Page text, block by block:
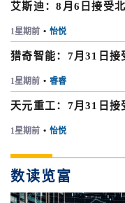
艾斯迪：8月6日接受
1星期前 • 怡悦
猎奇智能：7月31日接
1星期前 • 睿睿
天元重工：7月31日接
1星期前 • 怡悦
数读览富